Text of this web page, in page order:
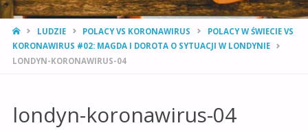
STRONA
GŁÓWNA
LUDZIE POLACY VS KORONAWIRUS
POLACY W ŚWIECIE VS
KORONAWIRUS #02: MAGDA I DOROTA O SYTUACJI W LONDYNIE
LONDYN-KORONAWIRUS-04
londyn-koronawirus-04